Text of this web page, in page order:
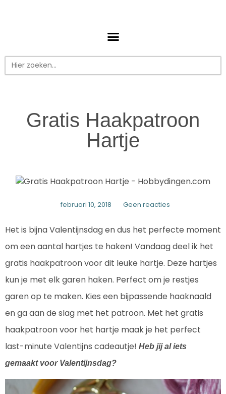
Zoek
naar:
Gratis Haakpatroon
Hartje
februari 10, 2018 Geen reacties
Het is bijna Valentijnsdag en dus het perfecte moment
om een aantal hartjes te haken! Vandaag deel ik het
gratis haakpatroon voor dit leuke hartje. Deze hartjes
kun je met elk garen haken. Perfect om je restjes
garen op te maken. Kies een bijpassende haaknaald
en ga aan de slag met het patroon. Met het gratis
haakpatroon voor het hartje maak je het perfect
last-minute Valentijns cadeautje! Heb jij al iets
gemaakt voor Valentijnsdag?